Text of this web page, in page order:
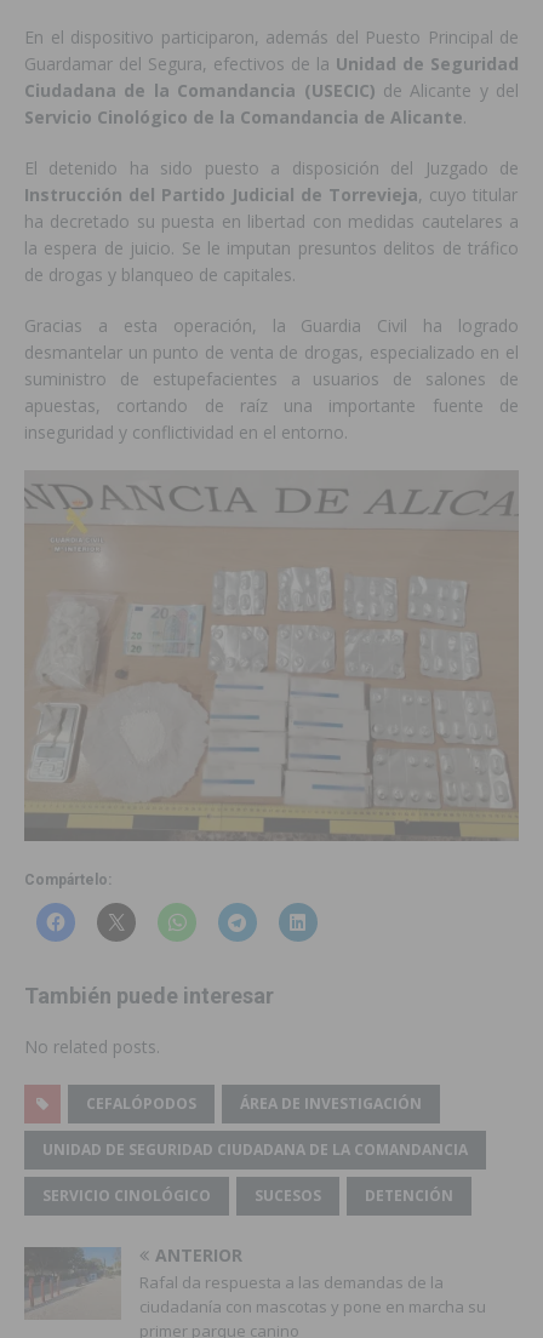
En el dispositivo participaron, además del Puesto Principal de
Guardamar del Segura, efectivos de la Unidad de Seguridad
Ciudadana de la Comandancia (USECIC) de Alicante y del
Servicio Cinológico de la Comandancia de Alicante.
El detenido ha sido puesto a disposición del Juzgado de
Instrucción del Partido Judicial de Torrevieja, cuyo titular
ha decretado su puesta en libertad con medidas cautelares a
la espera de juicio. Se le imputan presuntos delitos de tráfico
de drogas y blanqueo de capitales.
Gracias a esta operación, la Guardia Civil ha logrado
desmantelar un punto de venta de drogas, especializado en el
suministro de estupefacientes a usuarios de salones de
apuestas, cortando de raíz una importante fuente de
inseguridad y conflictividad en el entorno.
Compártelo:
También puede interesar
No related posts.
CEFALÓPODOS ÁREA DE INVESTIGACIÓN
UNIDAD DE SEGURIDAD CIUDADANA DE LA COMANDANCIA
SERVICIO CINOLÓGICO SUCESOS DETENCIÓN
ANTERIOR
Rafal da respuesta a las demandas de la
ciudadanía con mascotas y pone en marcha su
primer parque canino